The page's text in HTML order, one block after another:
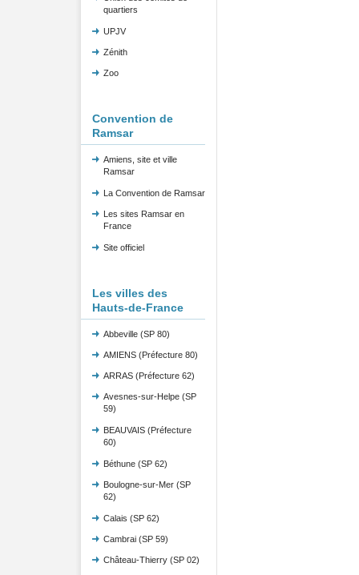
quartiers
UPJV
Zénith
Zoo
Convention de
Ramsar
Amiens, site et ville
Ramsar
La Convention de Ramsar
Les sites Ramsar en
France
Site officiel
Les villes des
Hauts-de-France
Abbeville (SP 80)
AMIENS (Préfecture 80)
ARRAS (Préfecture 62)
Avesnes-sur-Helpe (SP
59)
BEAUVAIS (Préfecture
60)
Béthune (SP 62)
Boulogne-sur-Mer (SP
62)
Calais (SP 62)
Cambrai (SP 59)
Château-Thierry (SP 02)